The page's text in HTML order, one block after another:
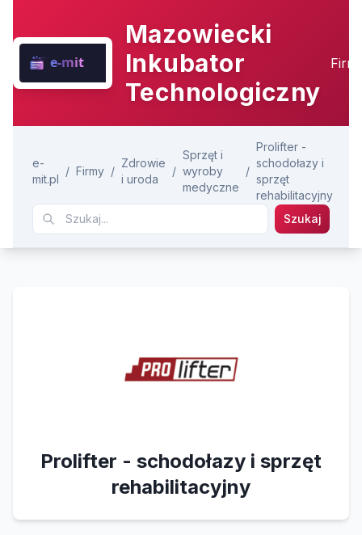
Mazowiecki
Inkubator
Technologiczny
e-
mit.pl
/ Firmy /
Zdrowie
i uroda
/
Sprzęt i
wyroby
medyczne
/
Prolifter -
schodołazy i
sprzęt
rehabilitacyjny
Szukaj
Prolifter - schodołazy i sprzęt
rehabilitacyjny